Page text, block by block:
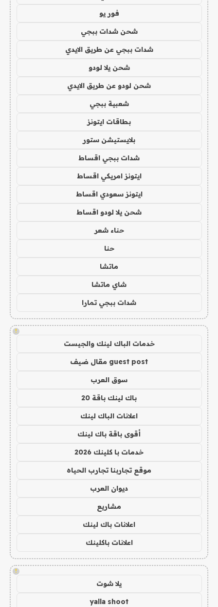
فور يو
شحن شدات ببجي
شدات ببجي عن طريق الايدي
شحن يلا لودو
شحن لودو عن طريق الايدي
شعبية ببجي
بطاقات ايتونز
بلايستيشن ستور
شدات ببجي اقساط
ايتونز امريكي اقساط
ايتونز سعودي اقساط
شحن يلا لودو اقساط
حناء شعر
حنا
ماتشا
شاي ماتشا
شدات ببجي تمارا
!
خدمات الباك لينك والجيست
guest post مقال ضيف
سوق العرب
باك لينك باقة 20
اعلانات الباك لينك
أقوى باقة باك لينك
خدمات با كلينك 2026
موقع تجاربنا تجارب الحياه
ديوان العرب
مشاريع
اعلانات باك لينك
اعلانات باكلينك
!
يلا شوت
yalla shoot